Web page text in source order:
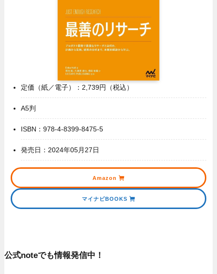
定価（紙／電子）：2,739円（税込）
A5判
ISBN：978-4-8399-8475-5
発売日：2024年05月27日
Amazon
マイナビBOOKS
公式noteでも情報発信中！